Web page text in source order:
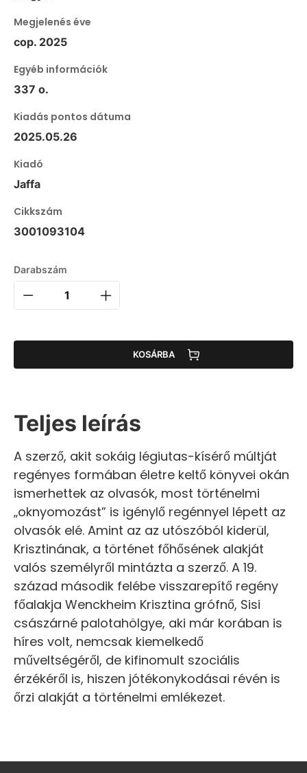
Megjelenés éve
cop. 2025
Egyéb információk
337 o.
Kiadás pontos dátuma
2025.05.26
Kiadó
Jaffa
Cikkszám
3001093104
Darabszám
KOSÁRBA
Teljes leírás
A szerző, akit sokáig légiutas-kísérő múltját
regényes formában életre keltő könyvei okán
ismerhettek az olvasók, most történelmi
„oknyomozást” is igénylő regénnyel lépett az
olvasók elé. Amint az az utószóból kiderül,
Krisztinának, a történet főhősének alakját
valós személyről mintázta a szerző. A 19.
század második felébe visszarepítő regény
főalakja Wenckheim Krisztina grófnő, Sisi
császárné palotahölgye, aki már korában is
híres volt, nemcsak kiemelkedő
műveltségéről, de kifinomult szociális
érzékéről is, hiszen jótékonykodásai révén is
őrzi alakját a történelmi emlékezet.